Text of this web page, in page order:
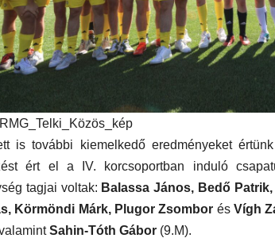
is további kiemelkedő eredményeket
ért el a IV. korcsoportban induló
tagjai voltak: Balassa János, Bedő
Körmöndi Márk, Plugor Zsombor és Vígh
Sahin-Tóth Gábor (9.M).